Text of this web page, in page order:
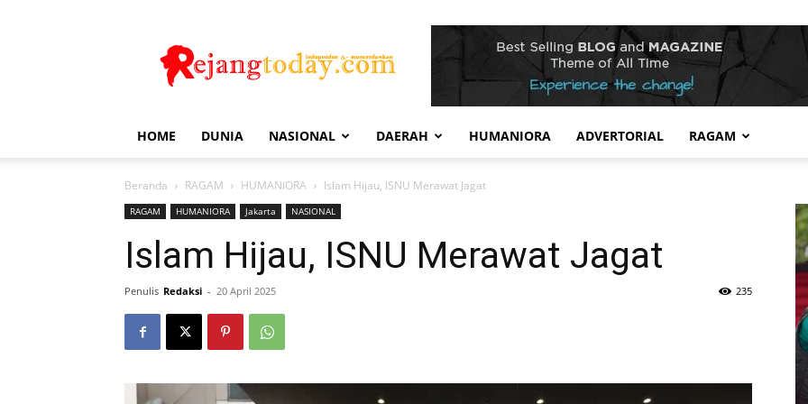
Today
HOME DUNIA NASIONAL DAERAH HUMANIORA ADVERTORIAL RAGAM
Beranda RAGAM HUMANIORA Islam Hijau, ISNU Merawat Jagat
RAGAM HUMANIORA Jakarta NASIONAL
Islam Hijau, ISNU Merawat Jagat
Penulis Redaksi - 20 April 2025 235